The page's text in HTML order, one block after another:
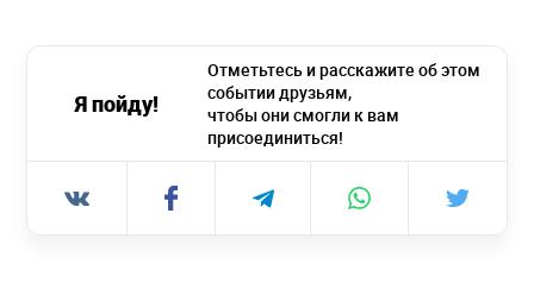
Я пойду!
Отметьтесь и расскажите об этом
событии друзьям,
чтобы они смогли к вам
присоединиться!